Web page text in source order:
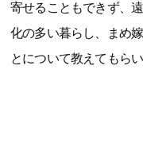
寄せることもできず、
化の多い暮らし、まめ
とについて教えてもらい